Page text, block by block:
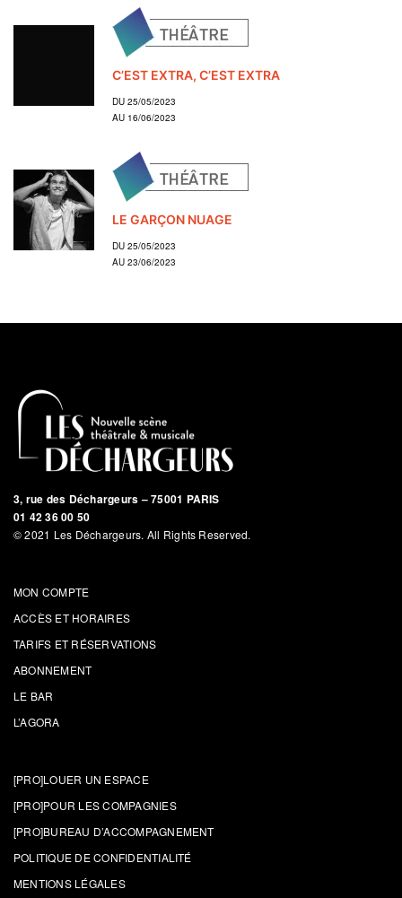
C’EST EXTRA, C’EST EXTRA
DU 25/05/2023
AU 16/06/2023
LE GARÇON NUAGE
DU 25/05/2023
AU 23/06/2023
3, rue des Déchargeurs – 75001 PARIS
01 42 36 00 50
© 2021 Les Déchargeurs. All Rights Reserved.
MON COMPTE
ACCÈS ET HORAIRES
TARIFS ET RÉSERVATIONS
ABONNEMENT
LE BAR
L’AGORA
[PRO]LOUER UN ESPACE
[PRO]POUR LES COMPAGNIES
[PRO]BUREAU D’ACCOMPAGNEMENT
POLITIQUE DE CONFIDENTIALITÉ
MENTIONS LÉGALES